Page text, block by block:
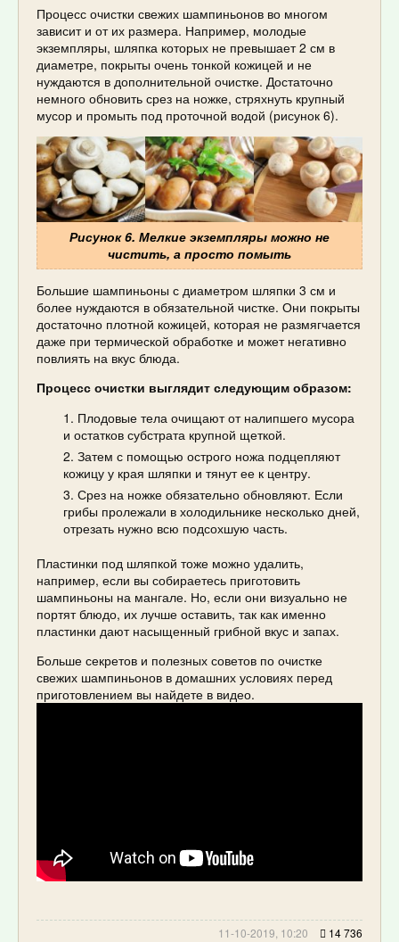
Процесс очистки свежих шампиньонов во многом
зависит и от их размера. Например, молодые
экземпляры, шляпка которых не превышает 2 см в
диаметре, покрыты очень тонкой кожицей и не
нуждаются в дополнительной очистке. Достаточно
немного обновить срез на ножке, стряхнуть крупный
мусор и промыть под проточной водой (рисунок 6).
Рисунок 6. Мелкие экземпляры можно не
чистить, а просто помыть
Большие шампиньоны с диаметром шляпки 3 см и
более нуждаются в обязательной чистке. Они покрыты
достаточно плотной кожицей, которая не размягчается
даже при термической обработке и может негативно
повлиять на вкус блюда.
Процесс очистки выглядит следующим образом:
Плодовые тела очищают от налипшего мусора
и остатков субстрата крупной щеткой.
Затем с помощью острого ножа подцепляют
кожицу у края шляпки и тянут ее к центру.
Срез на ножке обязательно обновляют. Если
грибы пролежали в холодильнике несколько дней,
отрезать нужно всю подсохшую часть.
Пластинки под шляпкой тоже можно удалить,
например, если вы собираетесь приготовить
шампиньоны на мангале. Но, если они визуально не
портят блюдо, их лучше оставить, так как именно
пластинки дают насыщенный грибной вкус и запах.
Больше секретов и полезных советов по очистке
свежих шампиньонов в домашних условиях перед
приготовлением вы найдете в видео.
11-10-2019, 10:20 14 736